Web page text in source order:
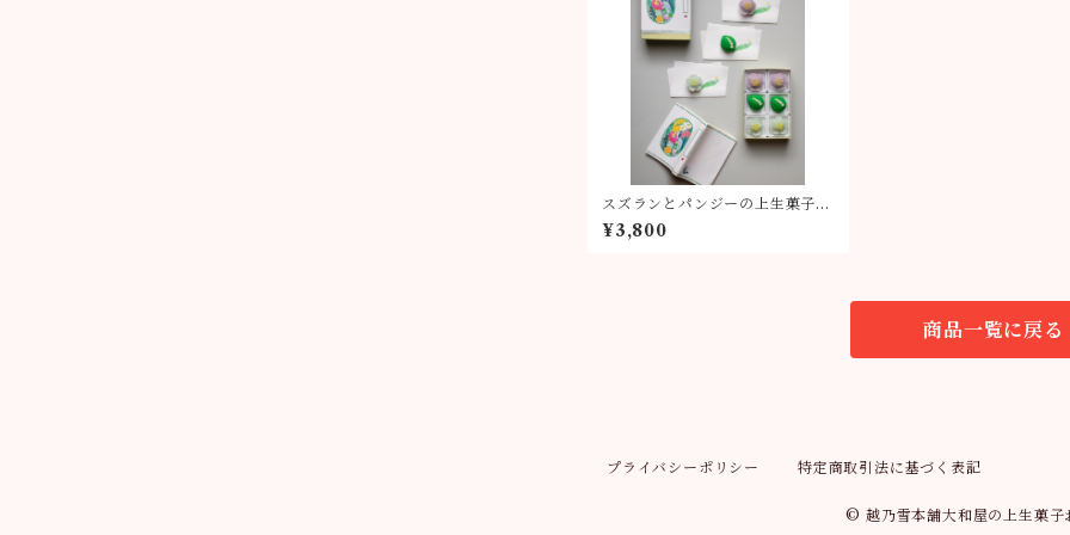
スズランとパンジーの上生菓子・
オリジナル懐紙セット
¥3,800
商品一覧に戻る
プライバシーポリシー 特定商取引法に基づく表記
© 越乃雪本舗大和屋の上生菓子